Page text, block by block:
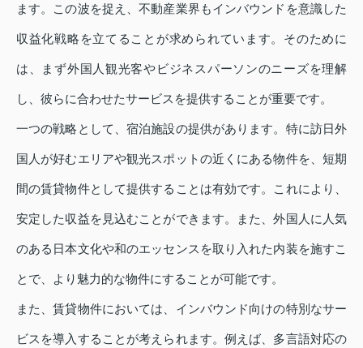
ます。この波を捉え、不動産業界もインバウンドを意識した
収益化戦略を立てることが求められています。そのために
は、まず外国人観光客やビジネスパーソンのニーズを理解
し、彼らに合わせたサービスを提供することが重要です。
一つの戦略として、宿泊施設の提供があります。特に訪日外
国人が好むエリアや観光スポットの近くにある物件を、短期
間の賃貸物件として提供することは有効です。これにより、
安定した収益を見込むことができます。また、外国人に人気
のある日本文化や和のエッセンスを取り入れた内装を施すこ
とで、より魅力的な物件にすることが可能です。
また、賃貸物件においては、インバウンド向けの特別なサー
ビスを導入することが考えられます。例えば、多言語対応の